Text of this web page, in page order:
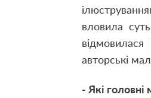
вловила
авторські
- Які